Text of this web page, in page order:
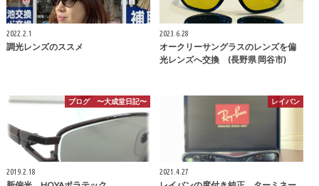
2022.2.1
調光レンズのススメ
2023.6.28
オークリーサングラスのレンズを偏
光レンズへ交換 (長野県 岡谷市)
ブログ 〜大成堂日記〜
2019.2.18
レイバン
2021.4.27